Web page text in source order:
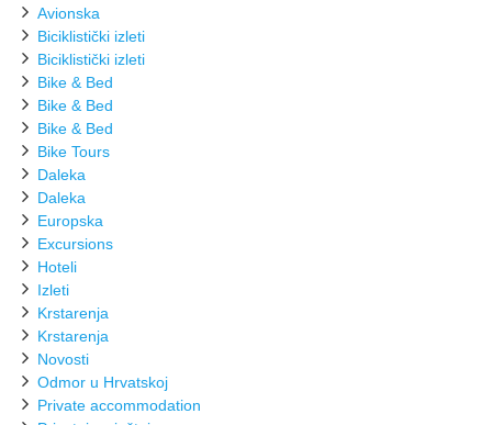
Avionska
Biciklistički izleti
Biciklistički izleti
Bike & Bed
Bike & Bed
Bike & Bed
Bike Tours
Daleka
Daleka
Europska
Excursions
Hoteli
Izleti
Krstarenja
Krstarenja
Novosti
Odmor u Hrvatskoj
Private accommodation